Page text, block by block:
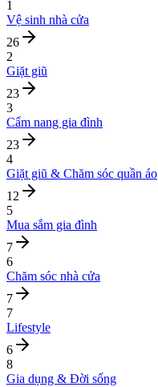
1
Vệ sinh nhà cửa
26
2
Giặt giũ
23
3
Cẩm nang gia đình
23
4
Giặt giũ & Chăm sóc quần áo
12
5
Mua sắm gia đình
7
6
Chăm sóc nhà cửa
7
7
Lifestyle
6
8
Gia dụng & Đời sống